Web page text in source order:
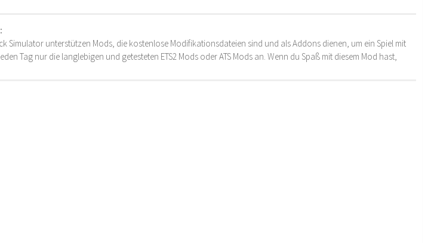
Simulator unterstützen Mods, die kostenlose Modifikationsdateien sind und als Addons dienen, um ein Spiel mit
Tag nur die langlebigen und getesteten ETS2 Mods oder ATS Mods an. Wenn du Spaß mit diesem Mod hast,